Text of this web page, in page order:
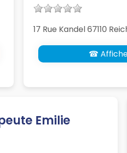
17 Rue Kandel 67110
☎
Emilie